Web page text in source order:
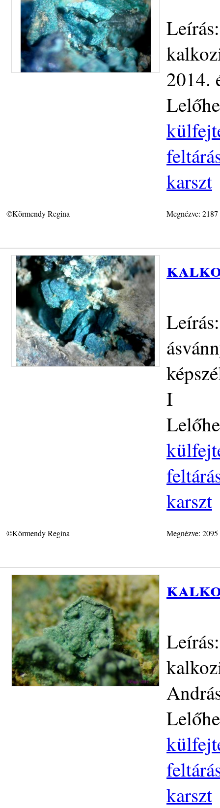
2014.
karszt
©Körmendy Regina Megnézve:
I
karszt
©Körmendy Regina Megnézve:
karszt